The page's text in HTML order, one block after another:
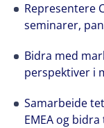
Representere
seminarer,
Bidra med
perspektiver i
Samarbeide
EMEA og